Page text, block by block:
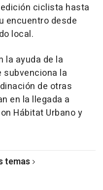
ciclista hasta
encuentro desde
local.
la ayuda de la
subvenciona la
de otras
en la llegada a
Hábitat Urbano y
temas